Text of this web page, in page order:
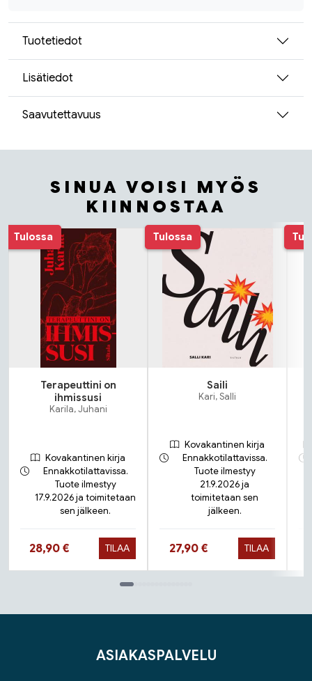
Tuotetiedot
Lisätiedot
Saavutettavuus
SINUA VOISI MYÖS
KIINNOSTAA
Tuoteluettelon alku
Tulossa
Terapeuttini on
ihmissusi
Karila, Juhani
Kovakantinen kirja
Ennakkotilattavissa.
Tuote ilmestyy
17.9.2026 ja toimitetaan
sen jälkeen.
Hinta nyt
28,90 € TILAA
Tulossa
Saili
Kari, Salli
Kovakantinen kirja
Ennakkotilattavissa.
Tuote ilmestyy
21.9.2026 ja
toimitetaan sen
jälkeen.
Hinta nyt
27,90 € TILAA
ASIAKASPALVELU